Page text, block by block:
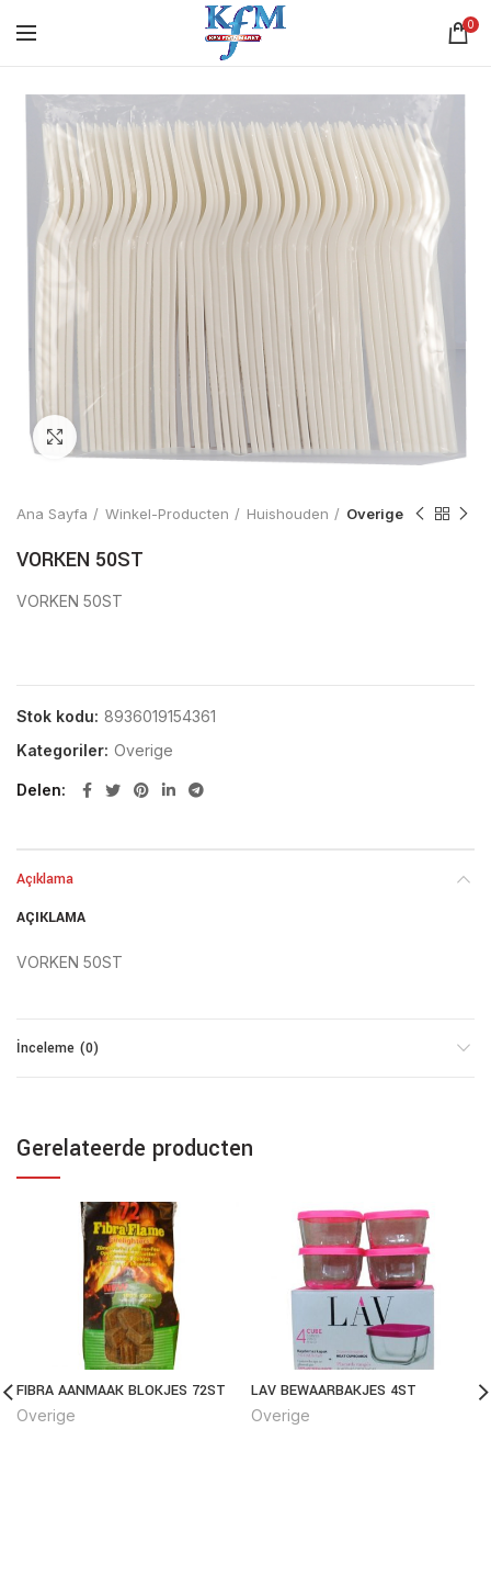
0
Click to enlarge
Ana Sayfa Winkel-Producten Huishouden Overige
VORKEN 50ST
VORKEN 50ST
Stok kodu: 8936019154361
Kategoriler: Overige
Delen
Açıklama
AÇIKLAMA
VORKEN 50ST
İnceleme (0)
Gerelateerde producten
FIBRA AANMAAK BLOKJES 72ST
Overige
LAV BEWAARBAKJES 4ST
Overige